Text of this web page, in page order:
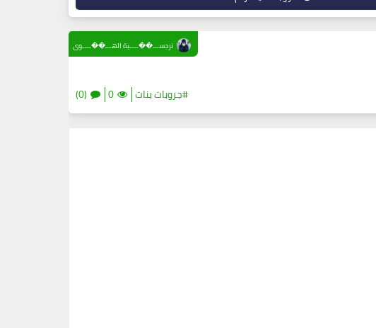
#جروبات بنات 0
(0)
نرجســـ��ــــية الهـــ��ــــوى